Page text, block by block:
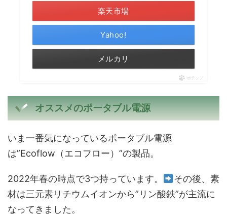
楽天市場
Yahoo!
メルカリ
ポチップ
オススメのポータブル電源
いま一番気になっているポータブル電源
は”Ecoflow（エコフロー）”の製品。
2022年春の時点で3つ持っています。
その後、素
材は三元素リチウムイオンから”リン酸鉄”が主流に
なってきました。